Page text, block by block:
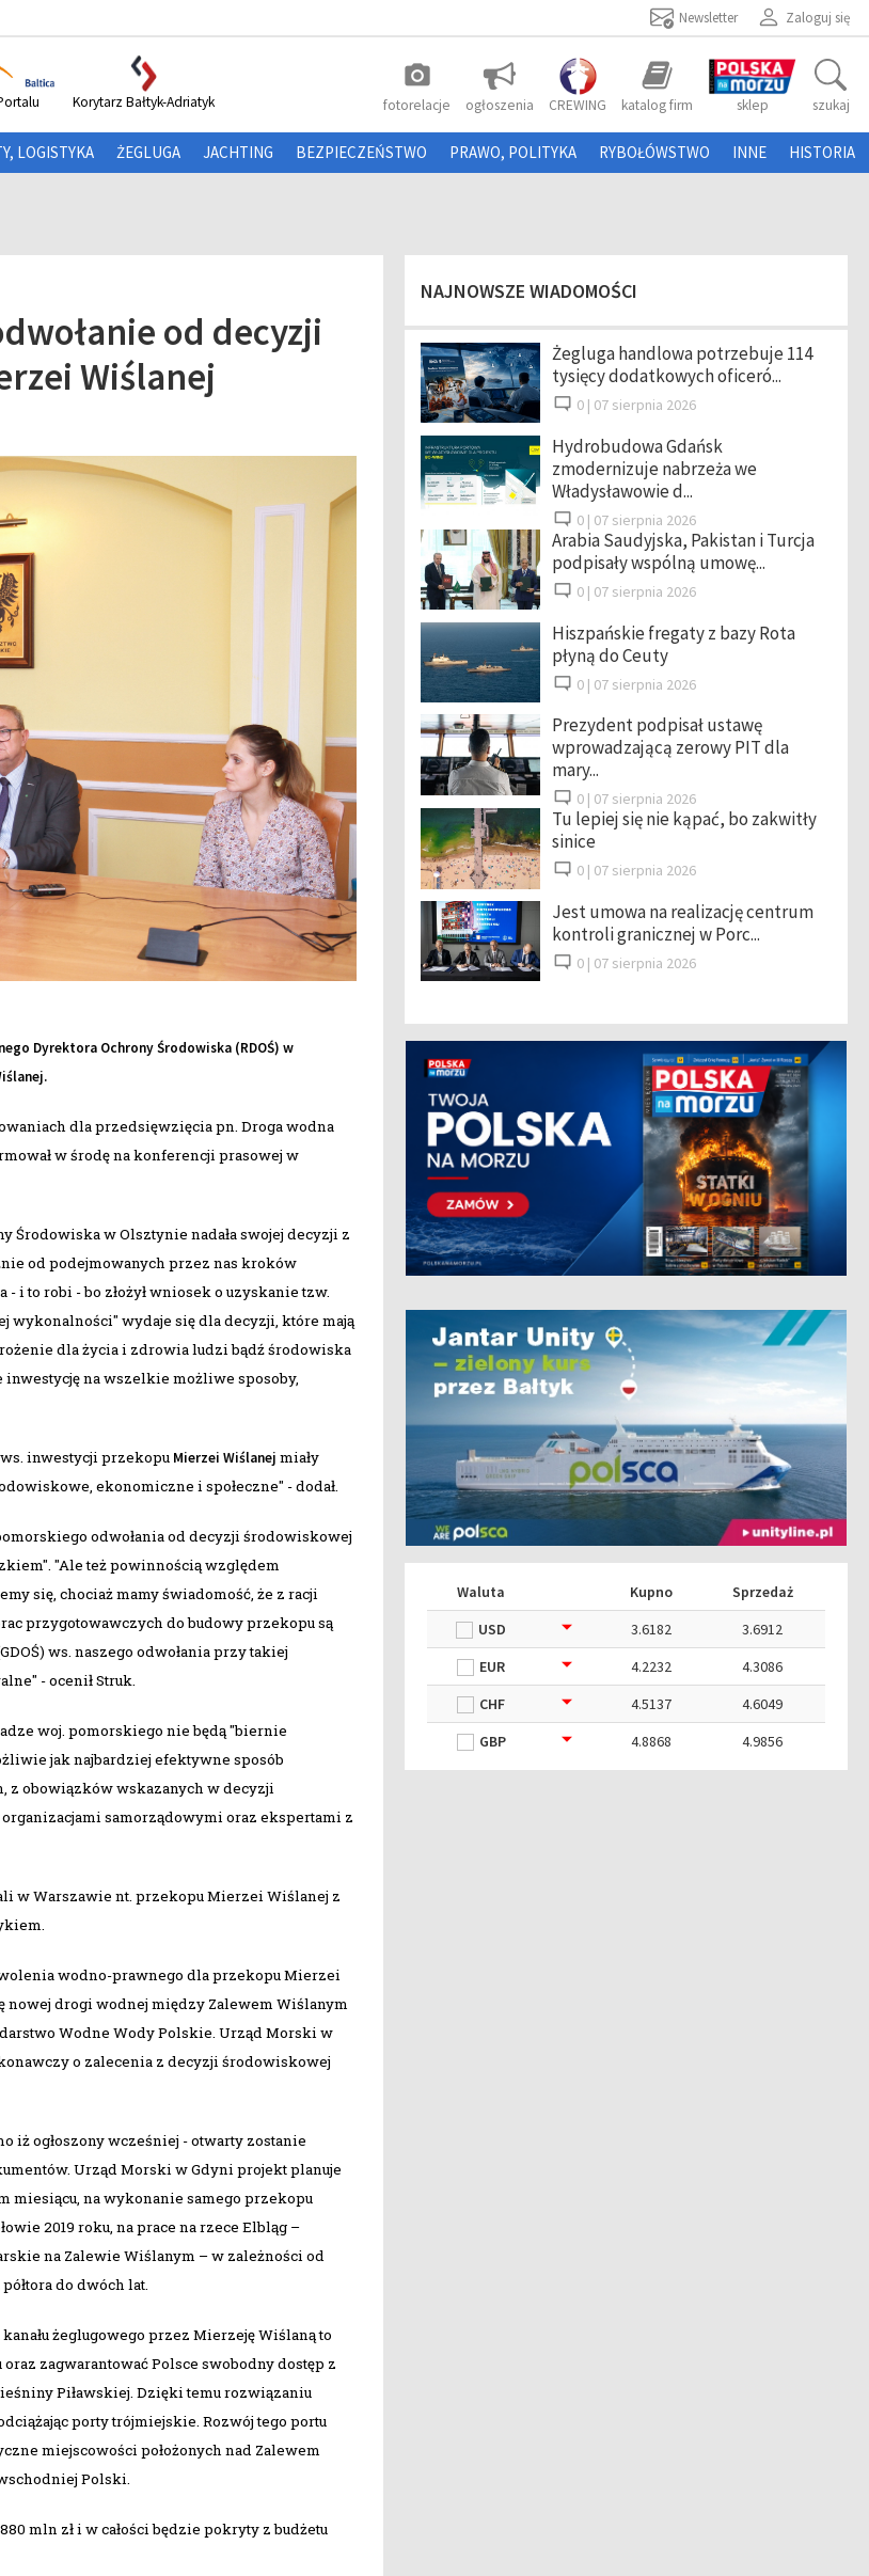
Zaloguj się
Newsletter
photo_camera
fotorelacje ogłoszenia CREWING katalog firm sklep szukaj
Korytarz Bałtyk-Adriatyk
LOGISTYKA ŻEGLUGA JACHTING BEZPIECZEŃSTWO PRAWO, POLITYKA RYBOŁÓWSTWO INNE HISTORIA
od decyzji
Wiślanej
Dyrektora Ochrony Środowiska (RDOŚ) w
dla przedsięwzięcia pn. Droga wodna
w środę na konferencji prasowej w
Środowiska w Olsztynie nadała swojej decyzji z
od podejmowanych przez nas kroków
i to robi - bo złożył wniosek o uzyskanie tzw.
wykonalności" wydaje się dla decyzji, które mają
dla życia i zdrowia ludzi bądź środowiska
inwestycję na wszelkie możliwe sposoby,
inwestycji przekopu Mierzei Wiślanej miały
ekonomiczne i społeczne" - dodał.
odwołania od decyzji środowiskowej
"Ale też powinnością względem
się, chociaż mamy świadomość, że z racji
przygotowawczych do budowy przekopu są
ws. naszego odwołania przy takiej
- ocenił Struk.
woj. pomorskiego nie będą "biernie
jak najbardziej efektywne sposób
z obowiązków wskazanych w decyzji
samorządowymi oraz ekspertami z
w Warszawie nt. przekopu Mierzei Wiślanej z
wodno-prawnego dla przekopu Mierzei
nowej drogi wodnej między Zalewem Wiślanym
Wodne Wody Polskie. Urząd Morski w
o zalecenia z decyzji środowiskowej
iż ogłoszony wcześniej - otwarty zostanie
Urząd Morski w Gdyni projekt planuje
miesiącu, na wykonanie samego przekopu
2019 roku, na prace na rzece Elbląg –
na Zalewie Wiślanym – w zależności od
do dwóch lat.
żeglugowego przez Mierzeję Wiślaną to
zagwarantować Polsce swobodny dostęp z
Piławskiej. Dzięki temu rozwiązaniu
porty trójmiejskie. Rozwój tego portu
miejscowości położonych nad Zalewem
Polski.
mln zł i w całości będzie pokryty z budżetu
NAJNOWSZE WIADOMOŚCI
Żegluga handlowa potrzebuje 114
tysięcy dodatkowych oficeró...
0 | 07 sierpnia 2026
Hydrobudowa Gdańsk
zmodernizuje nabrzeża we
Władysławowie d...
0 | 07 sierpnia 2026
Arabia Saudyjska, Pakistan i Turcja
podpisały wspólną umowę...
0 | 07 sierpnia 2026
Hiszpańskie fregaty z bazy Rota
płyną do Ceuty
0 | 07 sierpnia 2026
Prezydent podpisał ustawę
wprowadzającą zerowy PIT dla
mary...
0 | 07 sierpnia 2026
Tu lepiej się nie kąpać, bo zakwitły
sinice
0 | 07 sierpnia 2026
Jest umowa na realizację centrum
kontroli granicznej w Porc...
0 | 07 sierpnia 2026
Waluta Kupno
Sprzedaż
USD
3.6182
3.6912
EUR
4.2232
4.3086
CHF
4.5137
4.6049
GBP
4.8868 4.9856